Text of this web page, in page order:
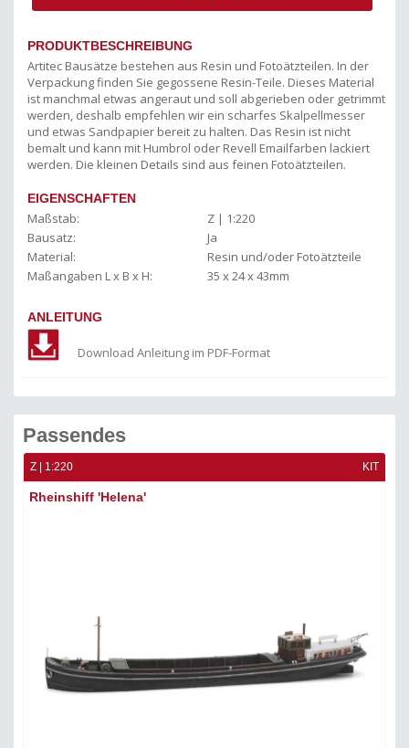
PRODUKTBESCHREIBUNG
Artitec Bausätze bestehen aus Resin und Fotoätzteilen. In der
Verpackung finden Sie gegossene Resin-Teile. Dieses Material
ist manchmal etwas angeraut und soll abgerieben oder getrimmt
werden, deshalb empfehlen wir ein scharfes Skalpellmesser
und etwas Sandpapier bereit zu halten. Das Resin ist nicht
bemalt und kann mit Humbrol oder Revell Emailfarben lackiert
werden. Die kleinen Details sind aus feinen Fotoätzteilen.
EIGENSCHAFTEN
Maßstab:
Z | 1:220
Bausatz:
Ja
Material:
Resin und/oder Fotoätzteile
Maßangaben L x B x H:
35 x 24 x 43mm
ANLEITUNG
Download Anleitung im PDF-Format
Passendes
Z | 1:220 KIT
Rheinshiff 'Helena'